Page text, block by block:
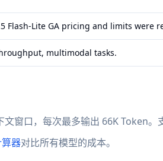
Flash-Lite GA pricing and limits were
multimodal tasks.
窗口，每次最多输出 66K Token
器对比所有模型的成本。